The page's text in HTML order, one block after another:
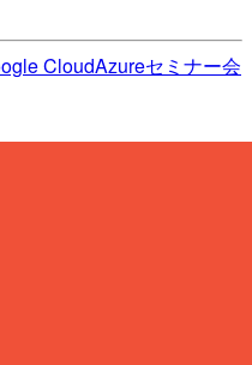
CloudAzureセミナー会